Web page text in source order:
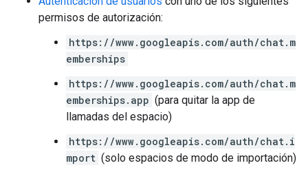
permisos de autorización:
https://www.googleapis.com/auth/chat.m
emberships
https://www.googleapis.com/auth/chat.m
emberships.app (para quitar la app de
llamadas del espacio)
https://www.googleapis.com/auth/chat.i
mport (solo espacios de modo de importación)